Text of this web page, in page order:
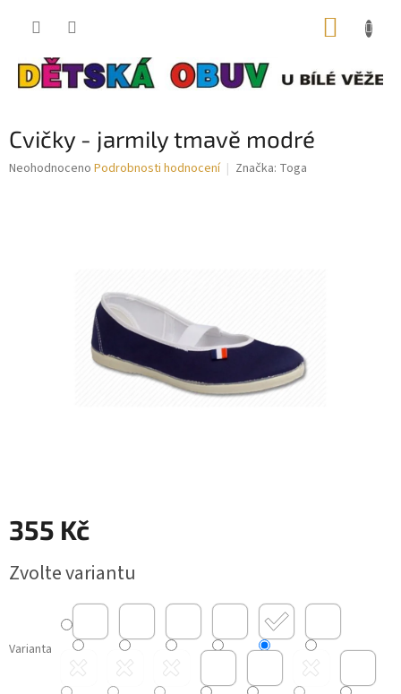
Cvičky - jarmily tmavě modré
Průměrné
Neohodnoceno Podrobnosti hodnocení Značka: Toga
355 Kč
cena:
Zvolte variantu
Varianta